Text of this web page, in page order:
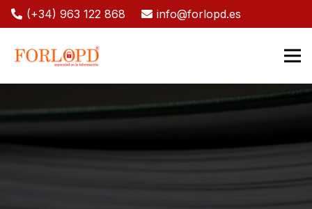
(+34) 963 122 868 info@forlopd.es